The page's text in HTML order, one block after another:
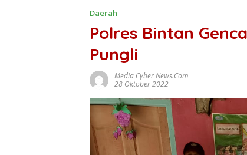
Daerah
Polres Bintan
Pungli
Media Cyber News.Com
28 Oktober 2022